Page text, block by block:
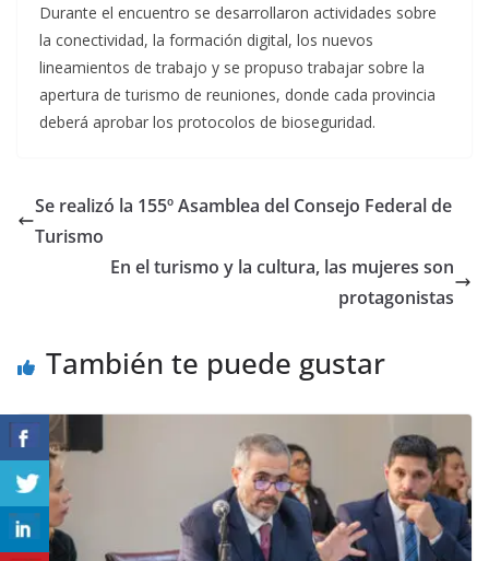
Durante el encuentro se desarrollaron actividades sobre
la conectividad, la formación digital, los nuevos
lineamientos de trabajo y se propuso trabajar sobre la
apertura de turismo de reuniones, donde cada provincia
deberá aprobar los protocolos de bioseguridad.
Se realizó la 155º Asamblea del Consejo Federal de
Turismo
En el turismo y la cultura, las mujeres son
protagonistas
También te puede gustar